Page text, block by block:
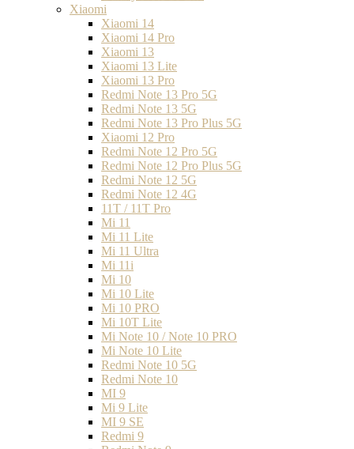
Xiaomi
Xiaomi 14
Xiaomi 14 Pro
Xiaomi 13
Xiaomi 13 Lite
Xiaomi 13 Pro
Redmi Note 13 Pro 5G
Redmi Note 13 5G
Redmi Note 13 Pro Plus 5G
Xiaomi 12 Pro
Redmi Note 12 Pro 5G
Redmi Note 12 Pro Plus 5G
Redmi Note 12 5G
Redmi Note 12 4G
11T / 11T Pro
Mi 11
Mi 11 Lite
Mi 11 Ultra
Mi 11i
Mi 10
Mi 10 Lite
Mi 10 PRO
Mi 10T Lite
Mi Note 10 / Note 10 PRO
Mi Note 10 Lite
Redmi Note 10 5G
Redmi Note 10
MI 9
Mi 9 Lite
MI 9 SE
Redmi 9